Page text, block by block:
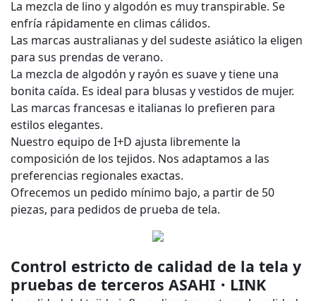
La mezcla de lino y algodón es muy transpirable. Se
enfría rápidamente en climas cálidos.
Las marcas australianas y del sudeste asiático la eligen
para sus prendas de verano.
La mezcla de algodón y rayón es suave y tiene una
bonita caída. Es ideal para blusas y vestidos de mujer.
Las marcas francesas e italianas lo prefieren para
estilos elegantes.
Nuestro equipo de I+D ajusta libremente la
composición de los tejidos. Nos adaptamos a las
preferencias regionales exactas.
Ofrecemos un pedido mínimo bajo, a partir de 50
piezas, para pedidos de prueba de tela.
Control estricto de calidad de la tela y
pruebas de terceros ASAHI・LINK